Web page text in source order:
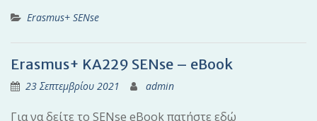
Erasmus+ SENse
Erasmus+ KA229 SENse – eBook
23 Σεπτεμβρίου 2021 admin
Για να δείτε το SENse eBook πατήστε εδώ